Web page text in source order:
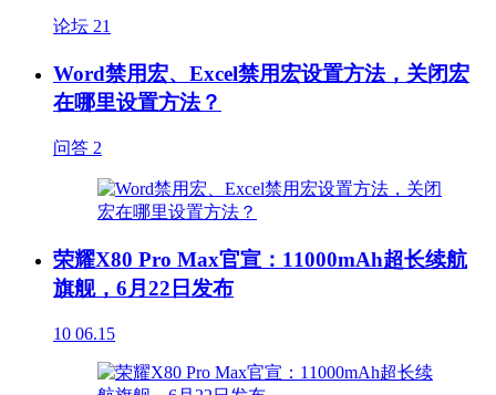
论坛 21
Word禁用宏、Excel禁用宏设置方法，关闭宏
在哪里设置方法？
问答 2
荣耀X80 Pro Max官宣：11000mAh超长续航
旗舰，6月22日发布
10 06.15